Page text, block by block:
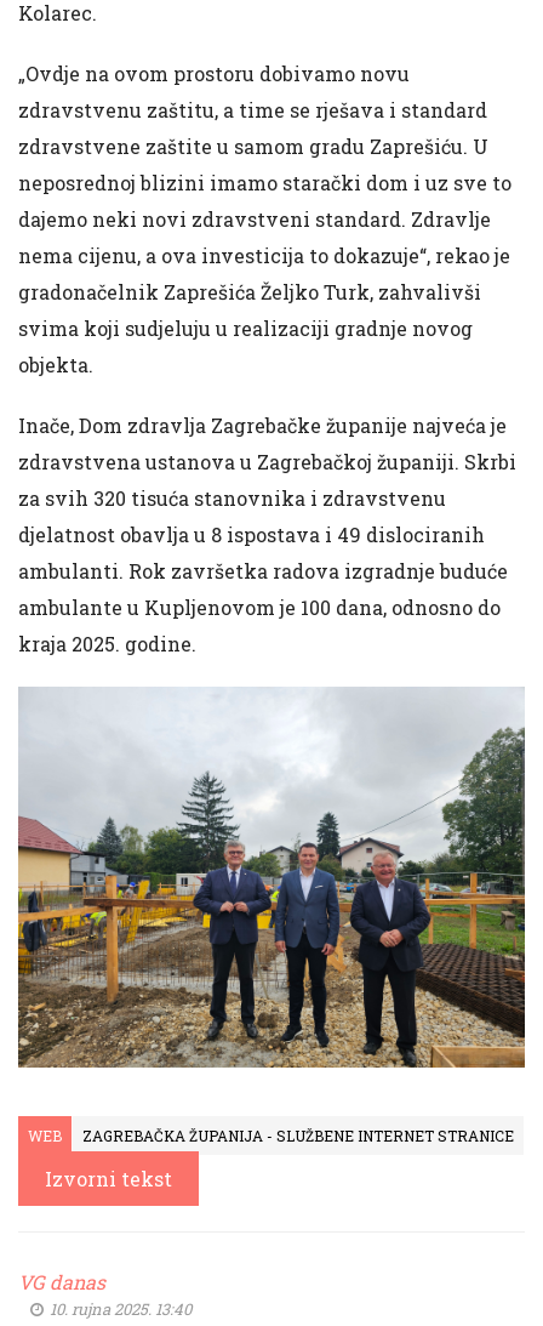
Kolarec.
„Ovdje na ovom prostoru dobivamo novu
zdravstvenu zaštitu, a time se rješava i standard
zdravstvene zaštite u samom gradu Zaprešiću. U
neposrednoj blizini imamo starački dom i uz sve to
dajemo neki novi zdravstveni standard. Zdravlje
nema cijenu, a ova investicija to dokazuje“, rekao je
gradonačelnik Zaprešića Željko Turk, zahvalivši
svima koji sudjeluju u realizaciji gradnje novog
objekta.
Inače, Dom zdravlja Zagrebačke županije najveća je
zdravstvena ustanova u Zagrebačkoj županiji. Skrbi
za svih 320 tisuća stanovnika i zdravstvenu
djelatnost obavlja u 8 ispostava i 49 dislociranih
ambulanti. Rok završetka radova izgradnje buduće
ambulante u Kupljenovom je 100 dana, odnosno do
kraja 2025. godine.
WEB ZAGREBAČKA ŽUPANIJA - SLUŽBENE INTERNET STRANICE
Izvorni tekst
VG danas
10. rujna 2025. 13:40